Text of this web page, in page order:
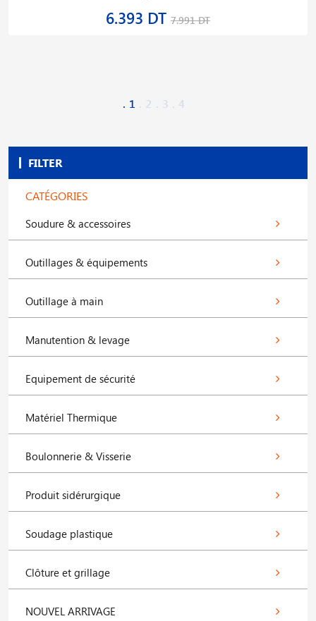
FILTER
CATÉGORIES
Soudure & accessoires
Outillages & équipements
Outillage à main
Manutention & levage
Equipement de sécurité
Matériel Thermique
Boulonnerie & Visserie
Produit sidérurgique
Soudage plastique
Clôture et grillage
NOUVEL ARRIVAGE
6.393 DT 7.991 DT
1 2 3 4